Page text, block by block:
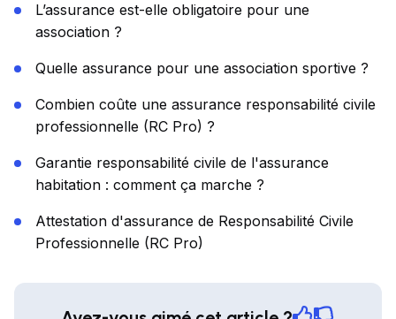
L’assurance est-elle obligatoire pour une
association ?
Quelle assurance pour une association sportive ?
Combien coûte une assurance responsabilité civile
professionnelle (RC Pro) ?
Garantie responsabilité civile de l'assurance
habitation : comment ça marche ?
Attestation d'assurance de Responsabilité Civile
Professionnelle (RC Pro)